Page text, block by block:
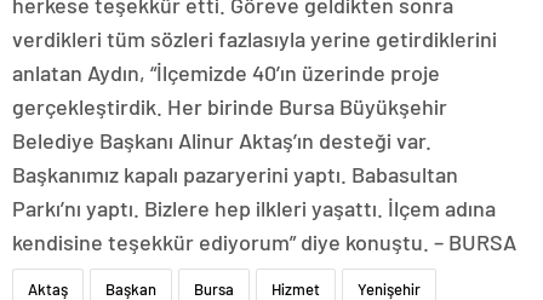
verdikleri tüm sözleri fazlasıyla yerine getirdiklerini
anlatan Aydın, “İlçemizde 40’ın üzerinde proje
gerçekleştirdik. Her birinde Bursa Büyükşehir
Belediye Başkanı Alinur Aktaş’ın desteği var.
Başkanımız kapalı pazaryerini yaptı. Babasultan
Parkı’nı yaptı. Bizlere hep ilkleri yaşattı. İlçem adına
kendisine teşekkür ediyorum” diye konuştu. – BURSA
Aktaş Başkan Bursa Hizmet Yenişehir